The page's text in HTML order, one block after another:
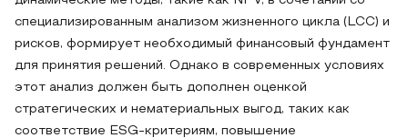
специализированным анализом жизненного цикла (LCC) и
рисков, формирует необходимый финансовый фундамент
для принятия решений. Однако в современных условиях
этот анализ должен быть дополнен оценкой
стратегических и нематериальных выгод, таких как
соответствие ESG-критериям, повышение